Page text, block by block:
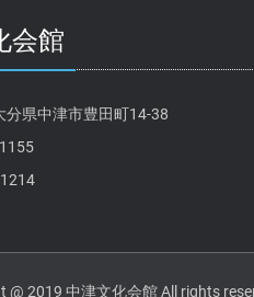
会館
分県中津市豊田町14-38
@ 2019 中津文化会館 All rights